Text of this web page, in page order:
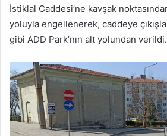
İstiklal Caddesi’ne kavşak
yoluyla engellenerek, caddeye
gibi ADD Park’nın alt yolundan verildi.